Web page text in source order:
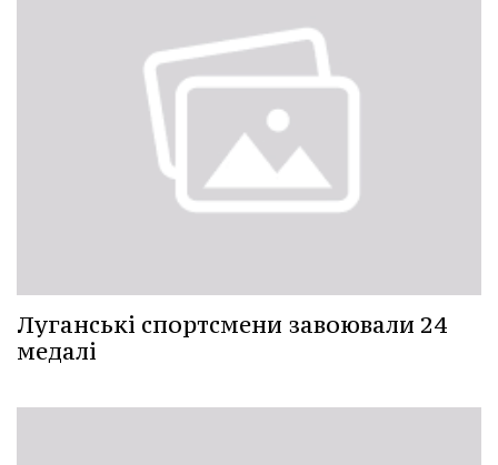
Луганські спортсмени завоювали 24
медалі